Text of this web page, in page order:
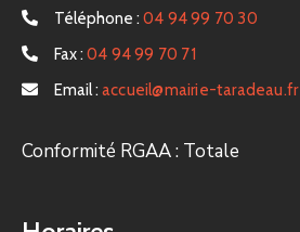
Téléphone : 04 94 99 70 30
Fax : 04 94 99 70 71
Email : accueil@mairie-taradeau.fr
Conformité RGAA : Totale